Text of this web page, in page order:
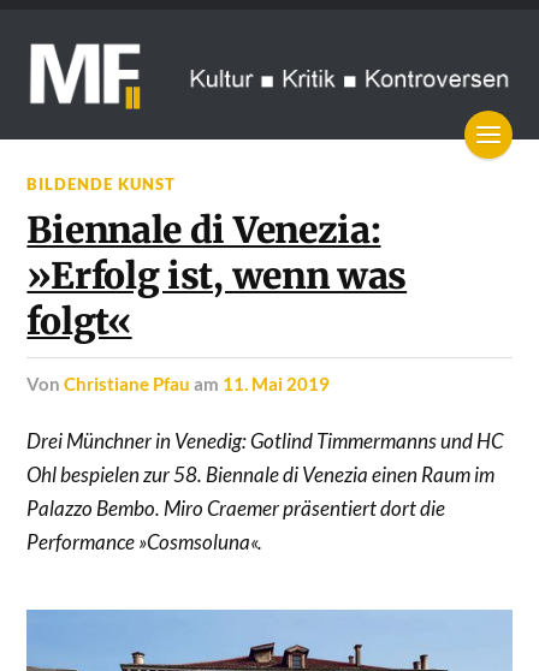
BILDENDE KUNST
Biennale di Venezia:
»Erfolg ist, wenn was
folgt«
vonChristiane Pfau am 11. Mai 2019
Drei Münchner in Venedig: Gotlind Timmermanns und HC
Ohl bespielen zur 58. Biennale di Venezia einen Raum im
Palazzo Bembo. Miro Craemer präsentiert dort die
Performance »Cosmsoluna«.